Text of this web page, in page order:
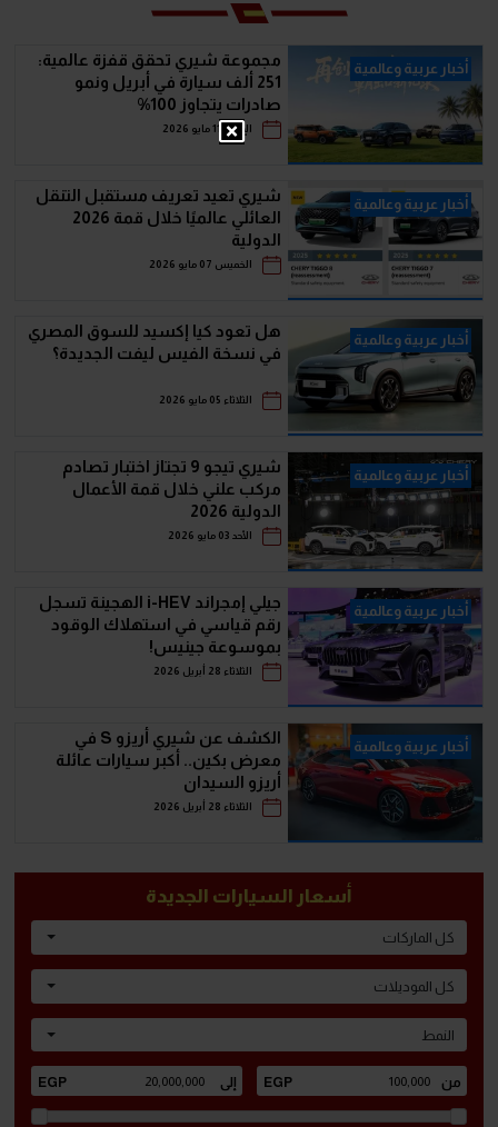
أخبار عربية وعالمية
مجموعة شيري تحقق قفزة عالمية:
251 ألف سيارة في أبريل ونمو
صادرات يتجاوز 100%
الإثنين 11 مايو 2026
أخبار عربية وعالمية
شيري تعيد تعريف مستقبل التنقل
العائلي عالميًا خلال قمة 2026
الدولية
الخميس 07 مايو 2026
أخبار عربية وعالمية
هل تعود كيا إكسيد للسوق المصري
في نسخة الفيس ليفت الجديدة؟
الثلاثاء 05 مايو 2026
أخبار عربية وعالمية
شيري تيجو 9 تجتاز اختبار تصادم
مركب علني خلال قمة الأعمال
الدولية 2026
الأحد 03 مايو 2026
أخبار عربية وعالمية
جيلي إمجراند i-HEV الهجينة تسجل
رقم قياسي في استهلاك الوقود
بموسوعة جينيس!
الثلاثاء 28 أبريل 2026
أخبار عربية وعالمية
الكشف عن شيري أريزو S في
معرض بكين.. أكبر سيارات عائلة
أريزو السيدان
الثلاثاء 28 أبريل 2026
أسعار السيارات الجديدة
كل الماركات
كل الموديلات
النمط